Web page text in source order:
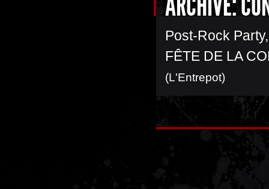
Post-Rock Party
FÊTE DE LA
(L'Entrepot)